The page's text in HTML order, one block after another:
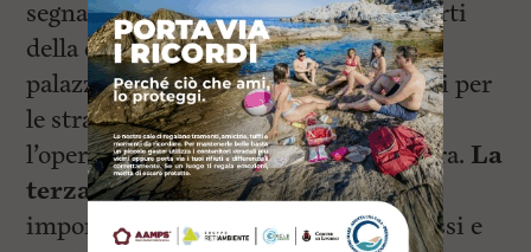
segnalazioni e intervenire in varie parti
della città. Sono stato per ore nella
palazzina della Protezione Civile e poi per
le strade della città e ho constatato
l’operato eccellente di tutta la struttura. La
terza riflessioneestremamente
importante riguarda i rii, torrenti, fossi e